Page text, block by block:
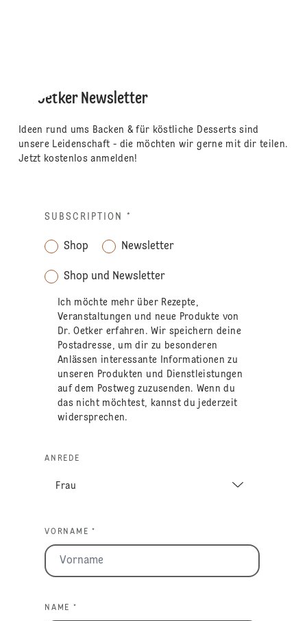
Dr. Oetker Newsletter
Ideen rund ums Backen & für köstliche Desserts sind
unsere Leidenschaft - die möchten wir gerne mit dir teilen.
Jetzt kostenlos anmelden!
SUBSCRIPTION *
Shop Newsletter
Shop und Newsletter
Ich möchte mehr über Rezepte,
Veranstaltungen und neue Produkte von
Dr. Oetker erfahren. Wir speichern deine
Postadresse, um dir zu besonderen
Anlässen interessante Informationen zu
unseren Produkten und Dienstleistungen
auf dem Postweg zuzusenden. Wenn du
das nicht möchtest, kannst du jederzeit
widersprechen.
ANREDE
VORNAME *
NAME *